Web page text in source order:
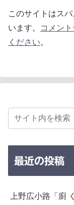
このサイトはス
います。
コメン
ください。
最近の投稿
上野広小路「廚